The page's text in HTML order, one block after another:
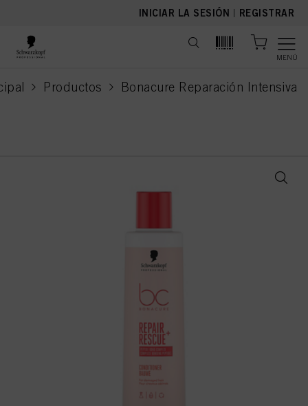
INICIAR LA SESIÓN | REGISTRAR
MENÚ
Productos Bonacure Reparación Intensiva
current page